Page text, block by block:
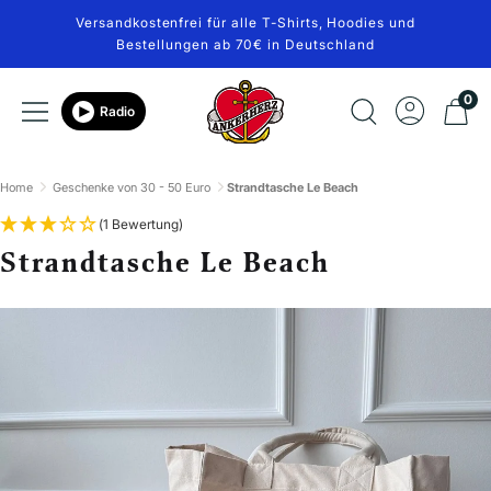
Inhalt
Versandkostenfrei für alle T-Shirts, Hoodies und
Bestellungen ab 70€ in Deutschland
NavigationRadio
Ankerherz
Verlag
0
Home Geschenke von 30 - 50 Euro Strandtasche Le Beach
Strandtasche Le Beach
(1 Bewertung)